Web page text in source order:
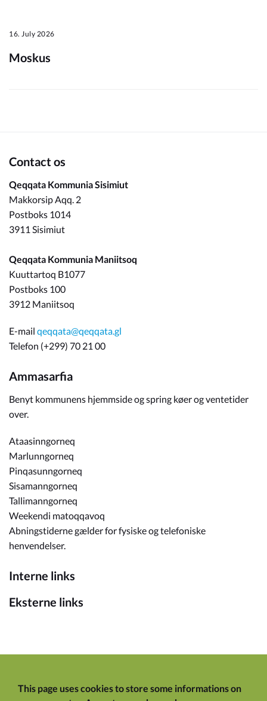
16. July 2026
Moskus
Contact os
Qeqqata Kommunia Sisimiut
Makkorsip Aqq. 2
Postboks 1014
3911 Sisimiut
Qeqqata Kommunia Maniitsoq
Kuuttartoq B1077
Postboks 100
3912 Maniitsoq
E-mail qeqqata@qeqqata.gl
Telefon (+299) 70 21 00
Ammasarfia
Benyt kommunens hjemmside og spring køer og ventetider
over.
Ataasinngorneq
Marlunngorneq
Pinqasunngorneq
Sisamanngorneq
Tallimanngorneq
Weekendi matoqqavoq
Abningstiderne gælder for fysiske og telefoniske
henvendelser.
Interne links
Eksterne links
This page uses cookies to store some informations on